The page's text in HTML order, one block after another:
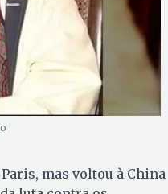
mas voltou à China